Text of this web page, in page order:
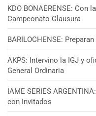
KDO BONAERENSE: Con
Campeonato Clausura
BARILOCHENSE:
AKPS: Intervino la IGJ y
General Ordinaria
IAME SERIES
con Invitados